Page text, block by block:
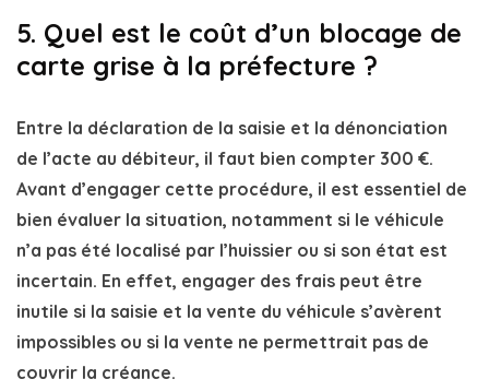
5. Quel est le coût d’un blocage de
carte grise à la préfecture ?
Entre la déclaration de la saisie et la dénonciation
de l’acte au débiteur, il faut bien compter 300 €.
Avant d’engager cette procédure, il est essentiel de
bien évaluer la situation, notamment si le véhicule
n’a pas été localisé par l’huissier ou si son état est
incertain. En effet, engager des frais peut être
inutile si la saisie et la vente du véhicule s’avèrent
impossibles ou si la vente ne permettrait pas de
couvrir la créance.